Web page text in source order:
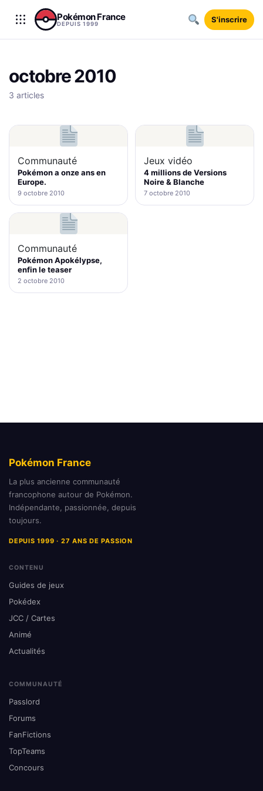
Aller au contenu
Pokémon France
DEPUIS 1999 S'inscrire
octobre 2010
3 articles
Communauté
Pokémon a onze ans en
Europe.
9 octobre 2010
Jeux vidéo
4 millions de Versions
Noire & Blanche
7 octobre 2010
Communauté
Pokémon Apokélypse,
enfin le teaser
2 octobre 2010
Pokémon France
La plus ancienne communauté
francophone autour de Pokémon.
Indépendante, passionnée, depuis
toujours.
DEPUIS 1999 · 27 ANS DE PASSION
CONTENU
Guides de jeux
Pokédex
JCC / Cartes
Animé
Actualités
COMMUNAUTÉ
Passlord
Forums
FanFictions
TopTeams
Concours